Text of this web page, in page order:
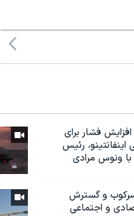
افزایش فشار برای
رئیس
با ونوس مرادی
سرکوب و گسترش
و اجتماعی